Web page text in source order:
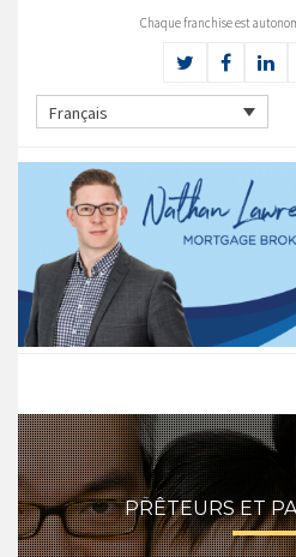
Chaque franchise est
Français
PRÊTEURS ET